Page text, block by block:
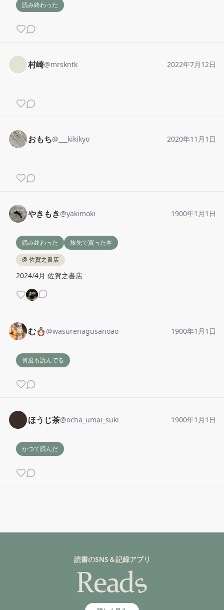
読み終わった
村崎@mrskntk 2022年7月12日
おもち@ ___kikikyo 2020年11月1日
やきもき@yakimoki 1900年1月1日
読み終わった
旅先で買った本
@ 佐賀之書店
2024/4月 佐賀之書店
む🪆@wasurenagusanoao 1900年1月1日
何度も読んでる
ほうじ茶@ocha_umai_suki 1900年1月1日
かつて読んだ
読書のSNS＆記録アプリ